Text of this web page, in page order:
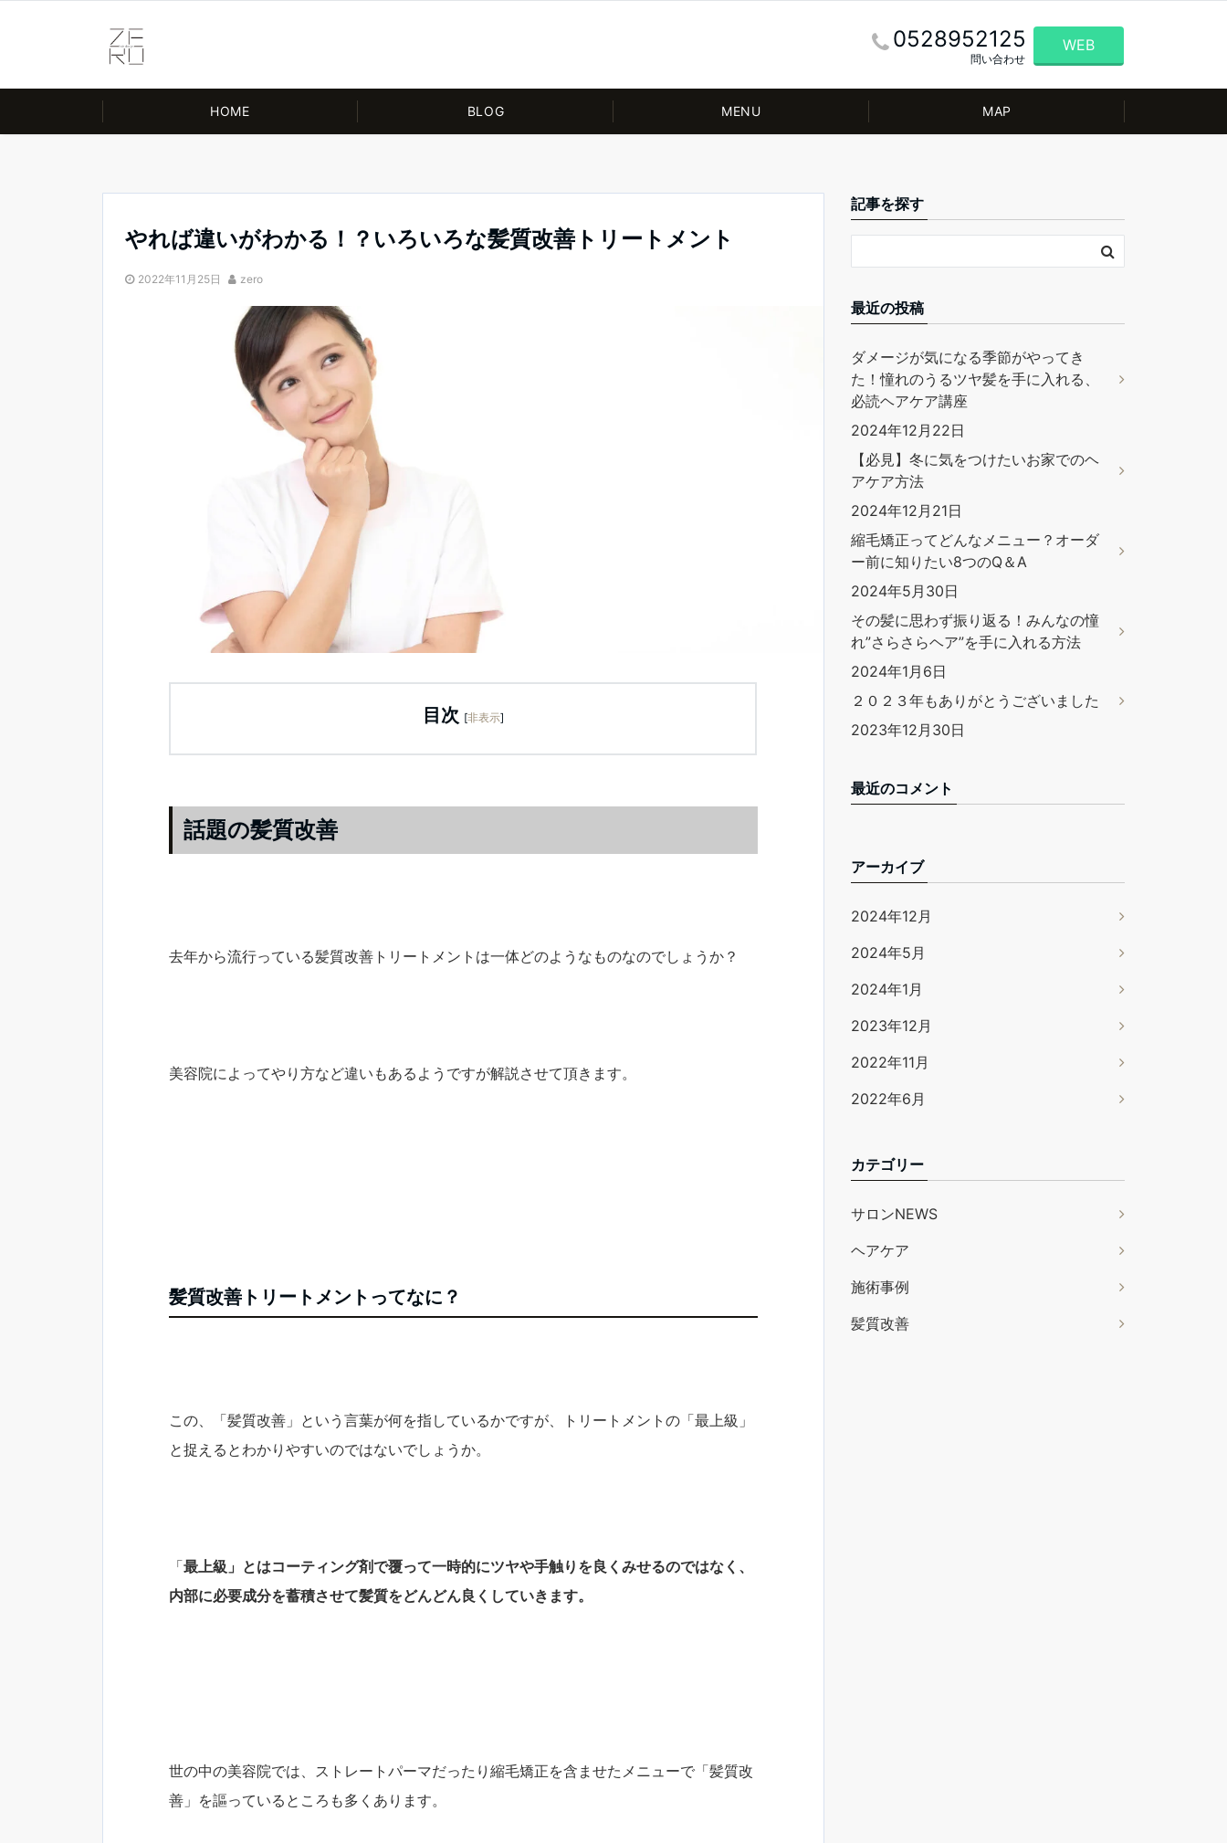
0528952125
問い合わせ
WEB
HOME BLOG MENU MAP
やれば違いがわかる！？いろいろな髪質改善トリートメント
2022年11月25日 zero
目次 [非表示]
話題の髪質改善
去年から流行っている髪質改善トリートメントは一体どのようなものなのでしょうか？
美容院によってやり方など違いもあるようですが解説させて頂きます。
髪質改善トリートメントってなに？
この、「髪質改善」という言葉が何を指しているかですが、トリートメントの「最上級」
と捉えるとわかりやすいのではないでしょうか。
「最上級」とはコーティング剤で覆って一時的にツヤや手触りを良くみせるのではなく、
内部に必要成分を蓄積させて髪質をどんどん良くしていきます。
世の中の美容院では、ストレートパーマだったり縮毛矯正を含ませたメニューで「髪質改
善」を謳っているところも多くあります。
記事を探す
最近の投稿
ダメージが気になる季節がやってき
た！憧れのうるツヤ髪を手に入れる、
必読ヘアケア講座
2024年12月22日
【必見】冬に気をつけたいお家でのヘ
アケア方法
2024年12月21日
縮毛矯正ってどんなメニュー？オーダ
ー前に知りたい8つのQ＆A
2024年5月30日
その髪に思わず振り返る！みんなの憧
れ”さらさらヘア”を手に入れる方法
2024年1月6日
２０２３年もありがとうございました
2023年12月30日
最近のコメント
アーカイブ
2024年12月
2024年5月
2024年1月
2023年12月
2022年11月
2022年6月
カテゴリー
サロンNEWS
ヘアケア
施術事例
髪質改善